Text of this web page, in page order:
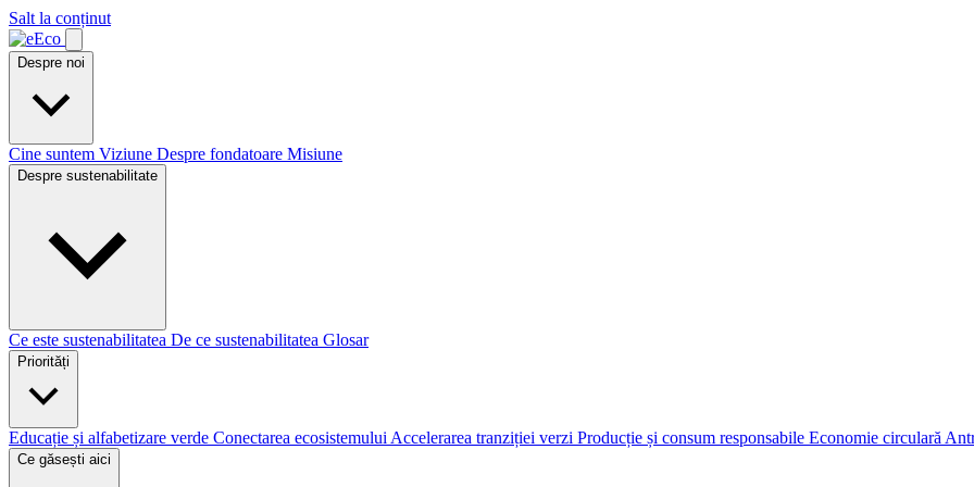
Salt la conținut
Despre noi
Cine suntem Viziune Despre fondatoare Misiune
Despre sustenabilitate
Ce este sustenabilitatea De ce sustenabilitatea Glosar
Priorități
Educație și alfabetizare verde Conectarea ecosistemului Accelerarea tranziției verzi Producție și consum responsabile Economie circulară
Ce găsești aici